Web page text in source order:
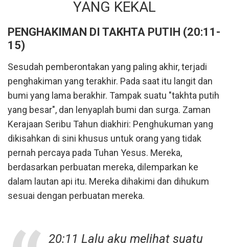
YANG KEKAL
PENGHAKIMAN DI TAKHTA PUTIH (20:11-
15)
Sesudah pemberontakan yang paling akhir, terjadi
penghakiman yang terakhir. Pada saat itu langit dan
bumi yang lama berakhir. Tampak suatu "takhta putih
yang besar", dan lenyaplah bumi dan surga. Zaman
Kerajaan Seribu Tahun diakhiri: Penghukuman yang
dikisahkan di sini khusus untuk orang yang tidak
pernah percaya pada Tuhan Yesus. Mereka,
berdasarkan perbuatan mereka, dilemparkan ke
dalam lautan api itu. Mereka dihakimi dan dihukum
sesuai dengan perbuatan mereka.
20:11 Lalu aku melihat suatu